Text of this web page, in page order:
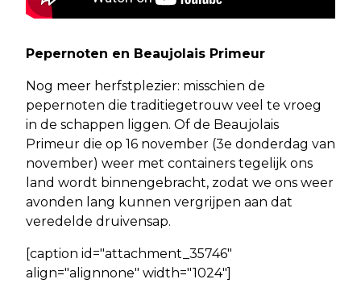
Pepernoten en Beaujolais Primeur
Nog meer herfstplezier: misschien de
pepernoten die traditiegetrouw veel te vroeg
in de schappen liggen. Of de Beaujolais
Primeur die op 16 november (3e donderdag van
november) weer met containers tegelijk ons
land wordt binnengebracht, zodat we ons weer
avonden lang kunnen vergrijpen aan dat
veredelde druivensap.
[caption id="attachment_35746"
align="alignnone" width="1024"]